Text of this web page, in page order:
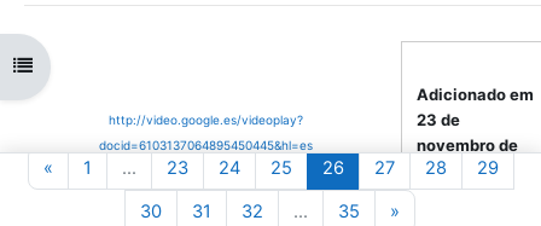
Abrir índice da disciplina
http://video.google.es/videoplay?
docid=6103137064895450445&hl=es
Adicionado em
23 de
novembro de
2006
porJoão
«Página anterior
1 Página 1
… 23Página 23
24Página 24
25Página 25
26Página 26
27Página 27
28Página 28
29
30Página 30
31 Página 31
32 Página 32
… 35 Página 35
»